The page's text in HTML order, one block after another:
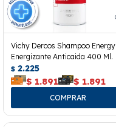
Vichy Dercos Shampoo Energy
Energizante Anticaida 400 Ml.
$ 2.225
$ 1.891 $ 1.891